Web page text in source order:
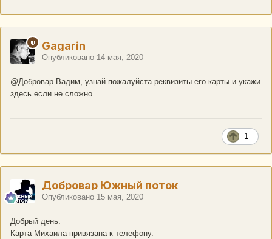
Gagarin
Опубликовано 14 мая, 2020
@Добровар Вадим, узнай пожалуйста реквизиты его карты и укажи
здесь если не сложно.
1
Добровар Южный поток
Опубликовано 15 мая, 2020
Добрый день.
Карта Михаила привязана к телефону.